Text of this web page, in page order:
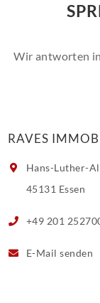
Wir antworten
RAVES
Hans-Luther-
45131 Essen
+49 201
E-Mailsenden